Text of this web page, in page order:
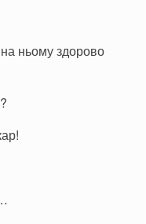
ньому здорово